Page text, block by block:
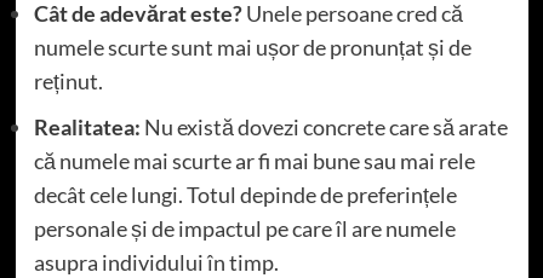
Cât de adevărat este?Unele persoane cred că
numele scurte sunt mai ușor de pronunțat și de
reținut.
Realitatea: Nu există dovezi concrete care să arate
că numele mai scurte ar fi mai bune sau mai rele
decât cele lungi. Totul depinde de preferințele
personale și de impactul pe care îl are numele
asupra individului în timp.